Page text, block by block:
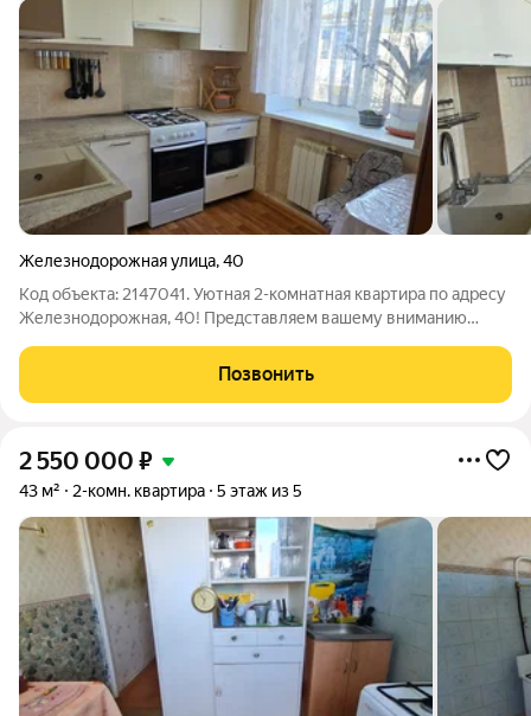
Железнодорожная улица,40
Код объекта: 2147041. Уютная 2-комнатная квартира по адресу
Железнодорожная, 40! Представляем вашему вниманию
втором этаже двухэтажного дома. Преимущества квартиры:
Удобная планировка: небольшая
Позвонить
2 550 000 ₽
43 м² 2-комн. квартира 5 этаж из 5